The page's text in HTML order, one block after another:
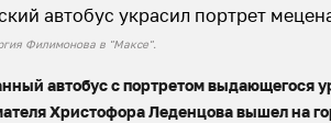
Филимонова в "Максе".
автобус с портретом выдающегося
Христофора Леденцова вышел на